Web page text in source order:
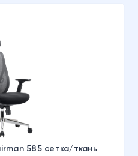
585 сетка/ткань